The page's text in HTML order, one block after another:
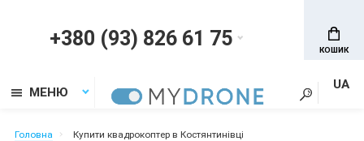
+380 (93) 826 61 75 КОШИК
МЕНЮ
UA
Головна Купити квадрокоптер в Костянтинівці